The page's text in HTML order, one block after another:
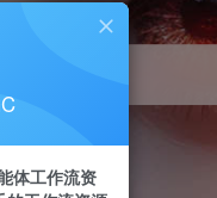
体工作流资